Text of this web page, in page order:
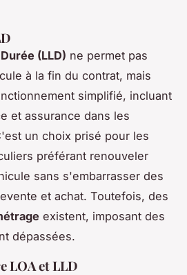
(LLD) ne permet pas
à la fin du contrat, mais
simplifié, incluant
et assurance dans les
un choix prisé pour les
préférant renouveler
sans s'embarrasser des
et achat. Toutefois, des
existent, imposant des
dépassées.
LOA et LLD